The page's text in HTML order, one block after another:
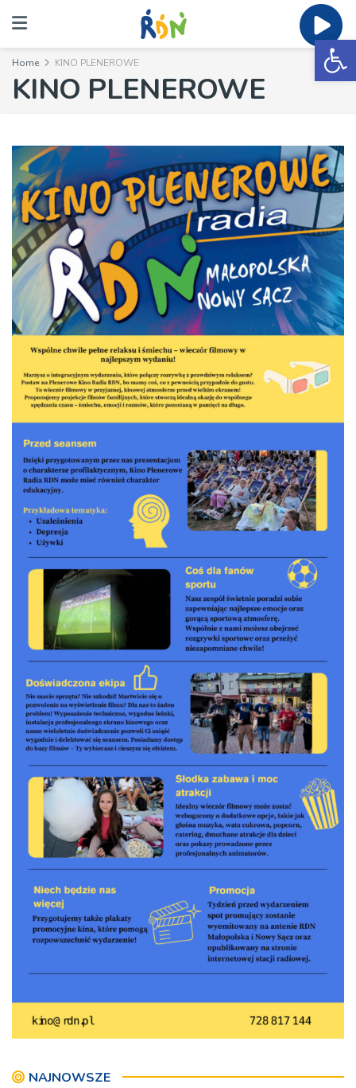
Home KINO PLENEROWE
KINO PLENEROWE
NAJNOWSZE